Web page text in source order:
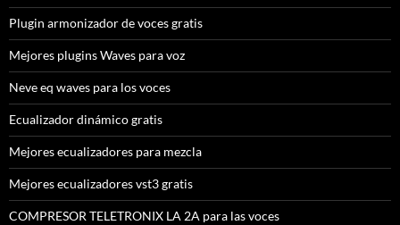
Plugin armonizador de voces gratis
Mejores plugins Waves para voz
Neve eq waves para los voces
Ecualizador dinámico gratis
Mejores ecualizadores para mezcla
Mejores ecualizadores vst3 gratis
COMPRESOR TELETRONIX LA 2A para las voces